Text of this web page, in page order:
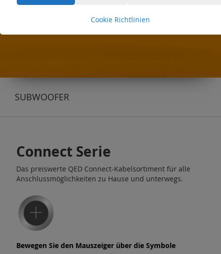
SUBWOOFER
Connect Serie
Das preiswerte QED Connect-Kabelsortiment für alle
Anschlussmöglichkeiten zu Hause und unterwegs.
Bewegen Sie den Mauszeiger über die Symbole
Cookie Richtlinien